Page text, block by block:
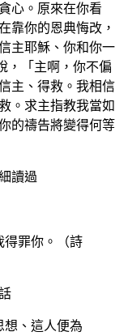
心。原來在你看
靠你的恩典悔改，
主耶穌、你和你一
，「主啊，你不偏
主、得救。我相信
。求主指教我當如
的禱告將變得何等
讀過
得罪你。（詩
想、這人便為